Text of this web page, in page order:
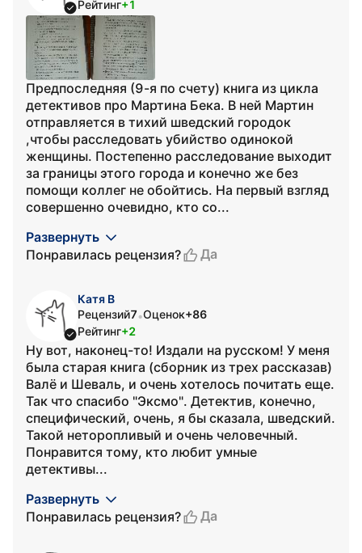
Рейтинг+1
Предпоследняя (9-я по счету) книга из цикла
детективов про Мартина Бека. В ней Мартин
отправляется в тихий шведский городок
,чтобы расследовать убийство одинокой
женщины. Постепенно расследование выходит
за границы этого города и конечно же без
помощи коллег не обойтись. На первый взгляд
совершенно очевидно, кто со...
Развернуть
Понравилась рецензия?
Да
Катя В
Рецензий7•Оценок+86
Рейтинг+2
Ну вот, наконец-то! Издали на русском! У меня
была старая книга (сборник из трех рассказав)
Валё и Шеваль, и очень хотелось почитать еще.
Так что спасибо "Эксмо". Детектив, конечно,
специфический, очень, я бы сказала, шведский.
Такой неторопливый и очень человечный.
Понравится тому, кто любит умные
детективы...
Развернуть
Понравилась рецензия?
Да